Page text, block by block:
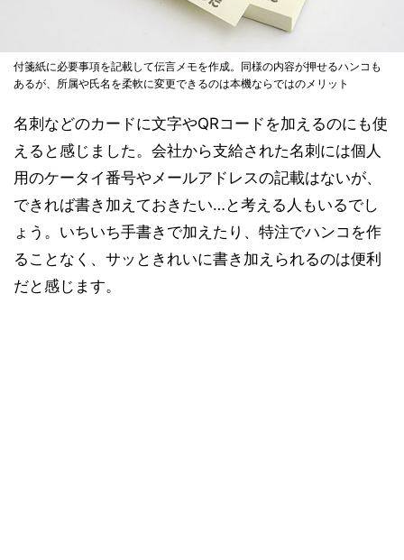
付箋紙に必要事項を記載して伝言メモを作成。同様の内容が押せるハンコも
あるが、所属や氏名を柔軟に変更できるのは本機ならではのメリット
名刺などのカードに文字やQRコードを加えるのにも使
えると感じました。会社から支給された名刺には個人
用のケータイ番号やメールアドレスの記載はないが、
できれば書き加えておきたい…と考える人もいるでし
ょう。いちいち手書きで加えたり、特注でハンコを作
ることなく、サッときれいに書き加えられるのは便利
だと感じます。